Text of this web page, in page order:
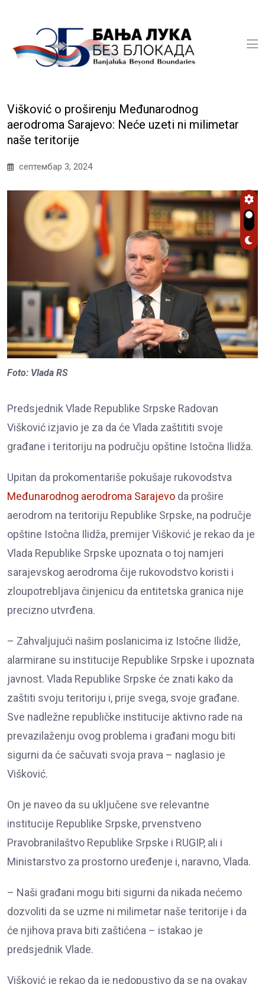
Višković o proširenju Međunarodnog
aerodroma Sarajevo: Neće uzeti ni milimetar
naše teritorije
септембар 3, 2024
Foto: Vlada RS
Predsjednik Vlade Republike Srpske Radovan
Višković izjavio je za da će Vlada zaštititi svoje
građane i teritoriju na području opštine Istočna Ilidža.
Upitan da prokomentariše pokušaje rukovodstva
Međunarodnog aerodroma Sarajevo da prošire
aerodrom na teritoriju Republike Srpske, na područje
opštine Istočna Ilidža, premijer Višković je rekao da je
Vlada Republike Srpske upoznata o toj namjeri
sarajevskog aerodroma čije rukovodstvo koristi i
zloupotrebljava činjenicu da entitetska granica nije
precizno utvrđena.
– Zahvaljujući našim poslanicima iz Istočne Ilidže,
alarmirane su institucije Republike Srpske i upoznata
javnost. Vlada Republike Srpske će znati kako da
zaštiti svoju teritoriju i, prije svega, svoje građane.
Sve nadležne republičke institucije aktivno rade na
prevazilaženju ovog problema i građani mogu biti
sigurni da će sačuvati svoja prava – naglasio je
Višković.
On je naveo da su uključene sve relevantne
institucije Republike Srpske, prvenstveno
Pravobranilaštvo Republike Srpske i RUGIP, ali i
Ministarstvo za prostorno uređenje i, naravno, Vlada.
– Naši građani mogu biti sigurni da nikada nećemo
dozvoliti da se uzme ni milimetar naše teritorije i da
će njihova prava biti zaštićena – istakao je
predsjednik Vlade.
Višković je rekao da je nedopustivo da se na ovakav